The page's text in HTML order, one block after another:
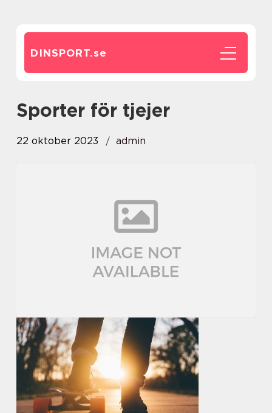
DINSPORT.se
sporter för tjejer
22 oktober 2023 admin